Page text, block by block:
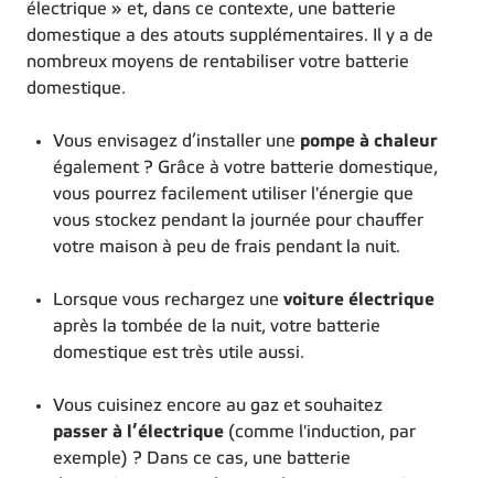
électrique » et, dans ce contexte, une batterie
domestique a des atouts supplémentaires. Il y a de
nombreux moyens de rentabiliser votre batterie
domestique.
Vous envisagez d’installer une pompe à chaleur
également ? Grâce à votre batterie domestique,
vous pourrez facilement utiliser l'énergie que
vous stockez pendant la journée pour chauffer
votre maison à peu de frais pendant la nuit.
Lorsque vous rechargez une voiture électrique
après la tombée de la nuit, votre batterie
domestique est très utile aussi.
Vous cuisinez encore au gaz et souhaitez
passer à l’électrique (comme l'induction, par
exemple) ? Dans ce cas, une batterie